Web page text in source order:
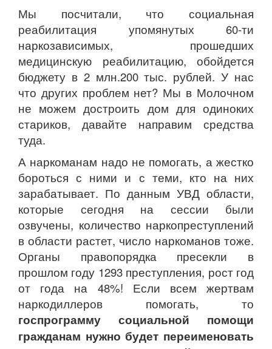
Мы посчитали, что социальная
реабилитация упомянутых 60-ти
наркозависимых, прошедших
медицинскую реабилитацию, обойдется
бюджету в 2 млн.200 тыс. рублей. У нас
что других проблем нет? Мы в Молочном
не можем достроить дом для одиноких
стариков, давайте направим средства
туда.
А наркоманам надо не помогать, а жестко
бороться с ними и с теми, кто на них
зарабатывает. По данным УВД области,
которые сегодня на сессии были
озвучены, количество наркопреступлений
в области растет, число наркоманов тоже.
Органы правопорядка пресекли в
прошлом году 1293 преступления, рост год
от года на 48%! Если всем жертвам
наркодиллеров помогать, то
госпрограмму социальной помощи
гражданам нужно будет переименовать